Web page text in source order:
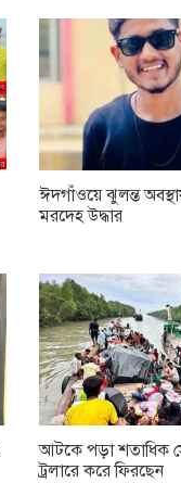
ঈদগাঁওয়ে ঝুলন্ত
মরদেহ উদ্ধার
আটকে পড়া শতাধিক
ট্রলারে করে ফিরছেন